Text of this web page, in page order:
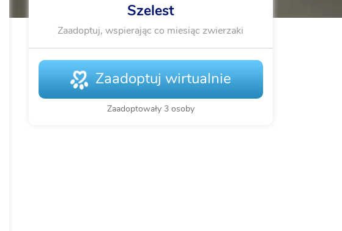
Szelest
Zaadoptuj, wspierając co miesiąc zwierzaki
Zaadoptuj wirtualnie
Zaadoptowały 3 osoby